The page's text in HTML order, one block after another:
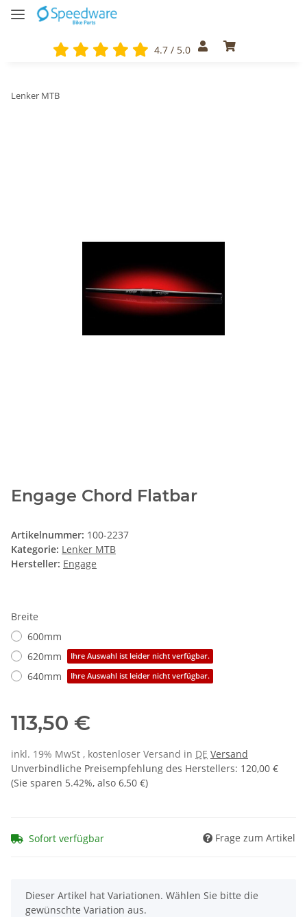
4.7 / 5.0
Lenker MTB
Engage Chord Flatbar
Artikelnummer: 100-2237
Kategorie: Lenker MTB
Hersteller: Engage
Breite
600mm
620mm
Ihre Auswahl ist leider nicht verfügbar.
640mm Ihre Auswahl ist leider nicht verfügbar.
113,50 €
inkl. 19% MwSt , kostenloser Versand in DE Versand
Unverbindliche Preisempfehlung des Herstellers: 120,00 €
(Sie sparen 5.42%, also 6,50 €)
Sofort verfügbar Frage zum Artikel
x
Dieser Artikel hat Variationen. Wählen Sie bitte die
gewünschte Variation aus.